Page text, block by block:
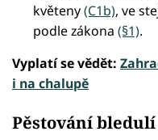
květeny(C1b), ve
podle zákona(§1).
Vyplatí se vědět:
i na chalupě
Pěstování bledulí